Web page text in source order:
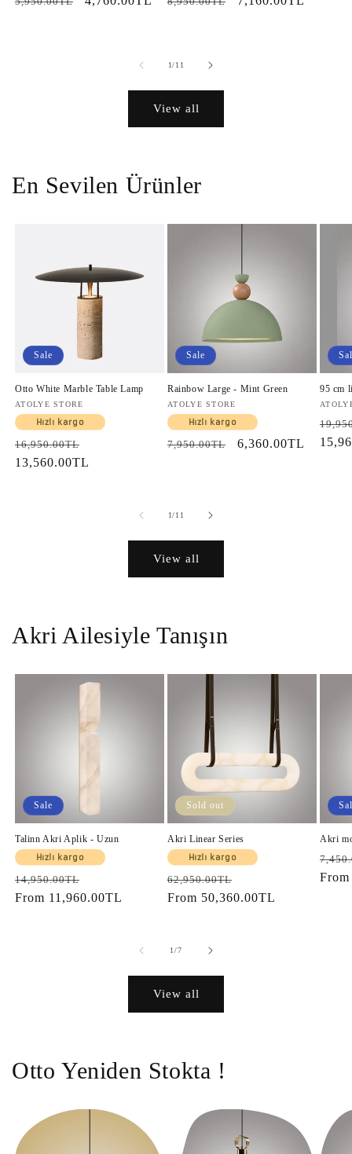
1/of
11
View all
En Sevilen Ürünler
Sale
Otto White Marble Table Lamp
Vendor:
ATOLYE STORE
Hızlı kargo
Regular
price
16,950.00TL
price
13,560.00TL
Sale
Rainbow Large - Mint Green
Vendor:
ATOLYE STORE
Hızlı kargo
Regular
7,950.00TL
Sale
6,360.00TL
95 cm
price
1/of
11
View all
Akri Ailesiyle Tanışın
Sale
Talinn Akri Aplik - Uzun
Hızlı kargo
Regular
price
14,950.00TL
price
From 11,960.00TL
Sold out
Akri Linear Series
Hızlı kargo
Regular
price
62,950.00TL
price
From 50,360.00TL
Akri
price
1/of
7
View all
Otto Yeniden Stokta !